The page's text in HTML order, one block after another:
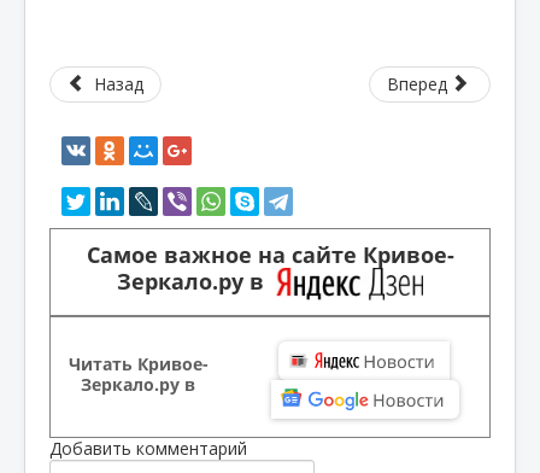
Назад Вперед
Самое важное на сайте Кривое-
Зеркало.ру в
Читать Кривое-
Зеркало.ру в
Добавить комментарий